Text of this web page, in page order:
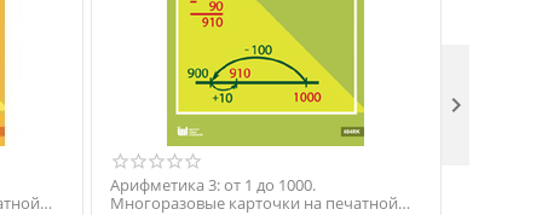
Арифметика 3: от 1 до 1000.
Многоразовые карточки на печатной
